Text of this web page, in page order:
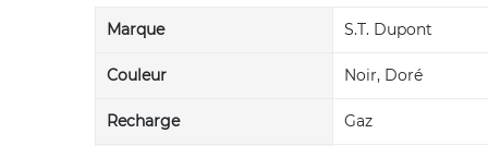
Marque S.T. Dupont
Couleur Noir, Doré
Recharge Gaz